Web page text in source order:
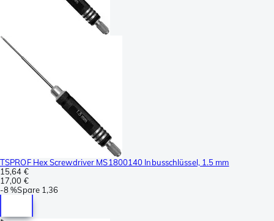
TSPROF Hex Screwdriver MS1800140 Inbusschlüssel, 1.5 mm
15,64 €
17,00 €
-8 %Spare 1,36